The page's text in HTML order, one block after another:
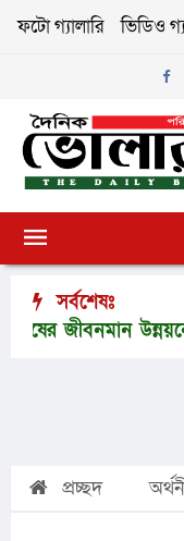
ফটো গ্যালারি ভিডিও
সর্বশেষঃ
উন্নয়নে কাজ
প্রচ্ছদ